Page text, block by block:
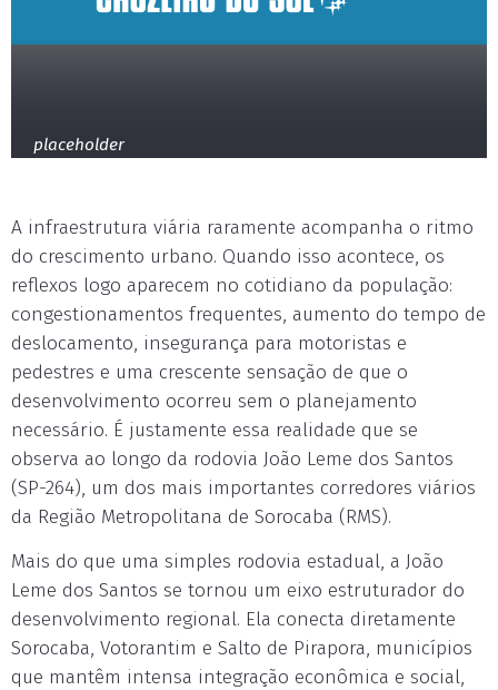
placeholder
A infraestrutura viária raramente acompanha o ritmo
do crescimento urbano. Quando isso acontece, os
reflexos logo aparecem no cotidiano da população:
congestionamentos frequentes, aumento do tempo de
deslocamento, insegurança para motoristas e
pedestres e uma crescente sensação de que o
desenvolvimento ocorreu sem o planejamento
necessário. É justamente essa realidade que se
observa ao longo da rodovia João Leme dos Santos
(SP-264), um dos mais importantes corredores viários
da Região Metropolitana de Sorocaba (RMS).
Mais do que uma simples rodovia estadual, a João
Leme dos Santos se tornou um eixo estruturador do
desenvolvimento regional. Ela conecta diretamente
Sorocaba, Votorantim e Salto de Pirapora, municípios
que mantêm intensa integração econômica e social,